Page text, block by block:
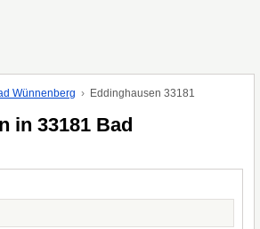
Wünnenberg Eddinghausen 33181
in 33181 Bad